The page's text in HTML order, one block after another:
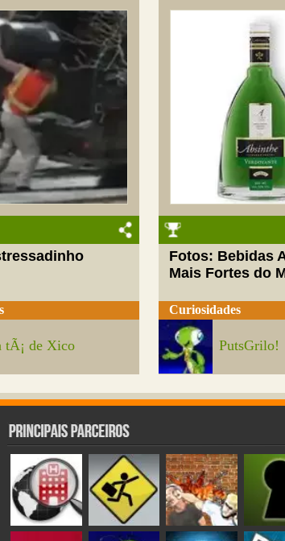
tÃ¡ de Xico
Fotos: Bebidas
Mais Fortes do
Curiosidades
PutsGrilo!